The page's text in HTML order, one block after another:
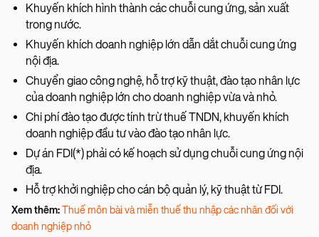
Khuyến khích hình thành các chuỗi cung ứng, sản xuất
trong nước.
Khuyến khích doanh nghiệp lớn dẫn dắt chuỗi cung ứng
nội địa.
Chuyển giao công nghệ, hỗ trợ kỹ thuật, đào tạo nhân lực
của doanh nghiệp lớn cho doanh nghiệp vừa và nhỏ.
Chi phí đào tạo được tính trừ thuế TNDN, khuyến khích
doanh nghiệp đầu tư vào đào tạo nhân lực.
Dự án FDI(*) phải có kế hoạch sử dụng chuỗi cung ứng nội
địa.
Hỗ trợ khởi nghiệp cho cán bộ quản lý, kỹ thuật từ FDI.
Xem thêm:Thuế môn bài và miễn thuế thu nhập các nhân đối với
doanh nghiệp nhỏ